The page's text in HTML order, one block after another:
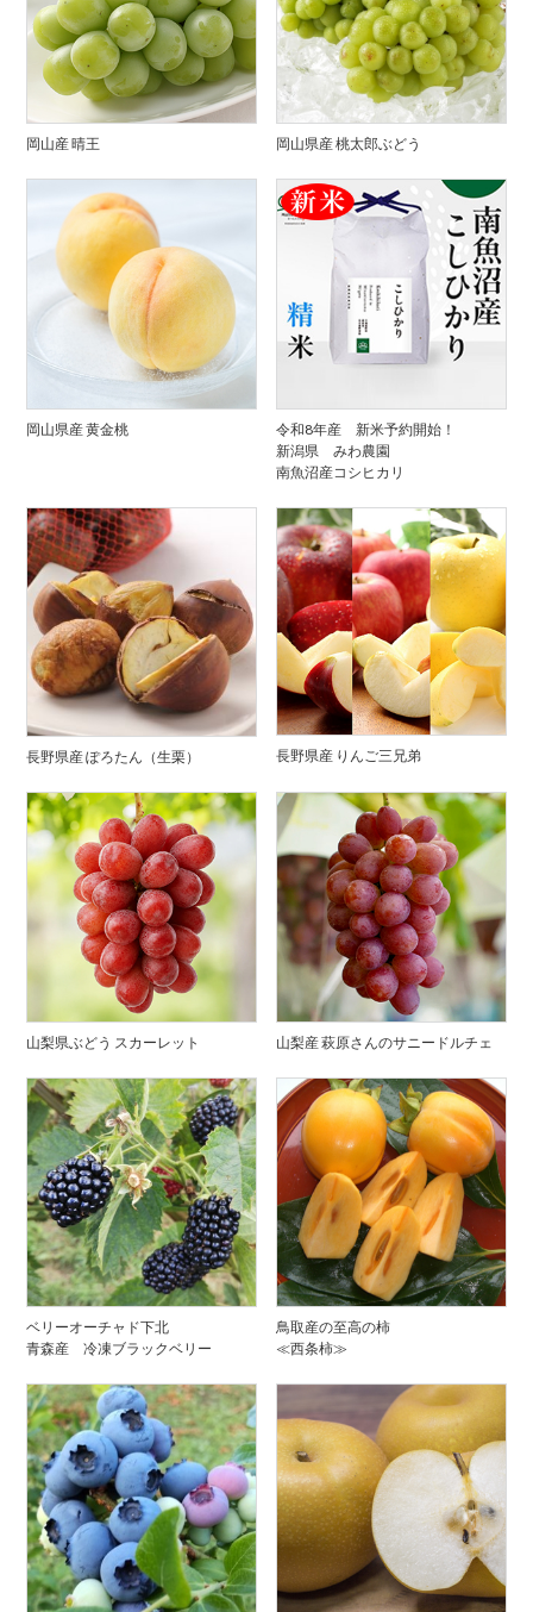
岡山産 晴王 岡山県産 桃太郎ぶどう
岡山県産 黄金桃
令和8年産 新米予約開始！
新潟県 みわ農園
南魚沼産コシヒカリ
長野県産 ぽろたん（生栗） 長野県産 りんご三兄弟
山梨県ぶどう スカーレット 山梨産 萩原さんのサニードルチェ
ベリーオーチャド下北
青森産 冷凍ブラックベリー
鳥取産の至高の柿
≪西条柿≫